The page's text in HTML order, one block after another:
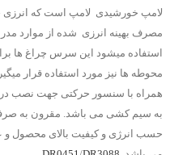
لامپ خورشیدی لامپ است که انرزی
مصرف بهینه انرزی شده از موارد مدر
استفاده میشود این سرس چراغ ها
محوطه ها نیز مورد استفاده قرار
همراه با سنسور حرکتی جهت نصب در
حسب انرژی و کیفیت بالای محصول و